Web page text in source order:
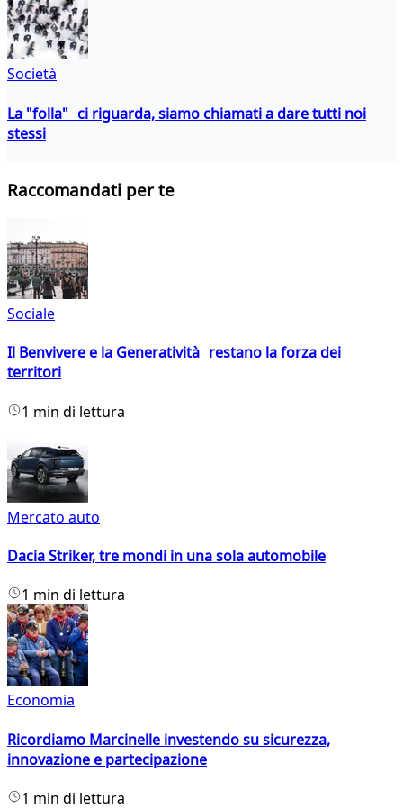
Società
La "folla" ci riguarda, siamo chiamati a dare tutti noi
stessi
Raccomandati per te
Sociale
Il Benvivere e la Generatività restano la forza dei
territori
1 min di lettura
Mercato auto
Dacia Striker, tre mondi in una sola automobile
1 min di lettura
Economia
Ricordiamo Marcinelle investendo su sicurezza,
innovazione e partecipazione
1 min di lettura